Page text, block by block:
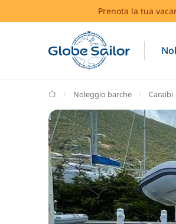
Prenota la tua
GlobeSailor
Noleggio barche Caraibi